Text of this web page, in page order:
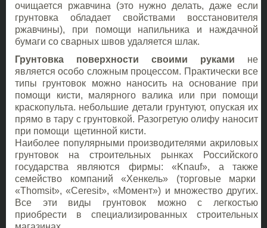
очищается ржавчина (это нужно делать, даже если
грунтовка обладает свойствами восстановителя
ржавчины), при помощи напильника и наждачной
бумаги со сварных швов удаляется шлак.
Грунтовка поверхности своими руками не
является особо сложным процессом. Практически все
типы грунтовок можно наносить на основание при
помощи кисти, малярного валика или при помощи
краскопульта. небольшие детали грунтуют, опуская их
прямо в тару с грунтовкой. Разогретую олифу наносит
при помощи щетинной кисти.
Наиболее популярными производителями акриловых
грунтовок на строительных рынках Российского
государства являются фирмы: «Knauf», а также
семейство компаний «Хенкель» (торговые марки
«Thomsit», «Ceresit», «Момент») и множество других.
Все эти виды грунтовок можно с легкостью
приобрести в специализированных строительных